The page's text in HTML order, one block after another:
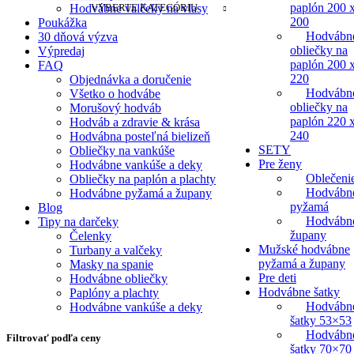
VYBERTE KATEGÓRIU
paplón 200
200
obliečky na
paplón 200
220
obliečky na
paplón 220
240
SETY
Pre ženy
pyžamá
župany
Mužské hodvábne
pyžamá a župany
Pre deti
Hodvábne šatky
šatky 53×53
šatky 70×70
Hodvábne valčeky na vlasy
Poukážka
30 dňová výzva
Výpredaj
FAQ
Objednávka a doručenie
Všetko o hodvábe
Morušový hodváb
Hodváb a zdravie & krása
Hodvábna posteľná bielizeň
Obliečky na vankúše
Hodvábne vankúše a deky
Obliečky na paplón a plachty
Hodvábne pyžamá a župany
Blog
Tipy na darčeky
Čelenky
Turbany a valčeky
Masky na spanie
Hodvábne obliečky
Paplóny a plachty
Hodvábne vankúše a deky
Filtrovať podľa ceny